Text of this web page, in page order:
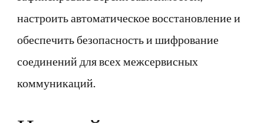
настроить автоматическое восстановление и
обеспечить безопасность и шифрование
соединений для всех межсервисных
коммуникаций.